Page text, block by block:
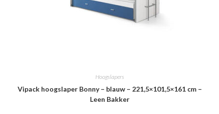
Hoogslapers
Vipack hoogslaper Bonny – blauw – 221,5×101,5×161 cm –
Leen Bakker